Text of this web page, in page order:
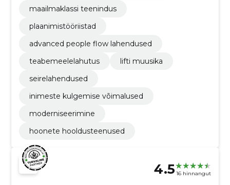
maailmaklassi teenindus
plaanimistööriistad
advanced people flow lahendused
teabemeelelahutus
lifti muusika
seirelahendused
inimeste kulgemise võimalused
moderniseerimine
hoonete hooldusteenused
4.5 16 hinnangut